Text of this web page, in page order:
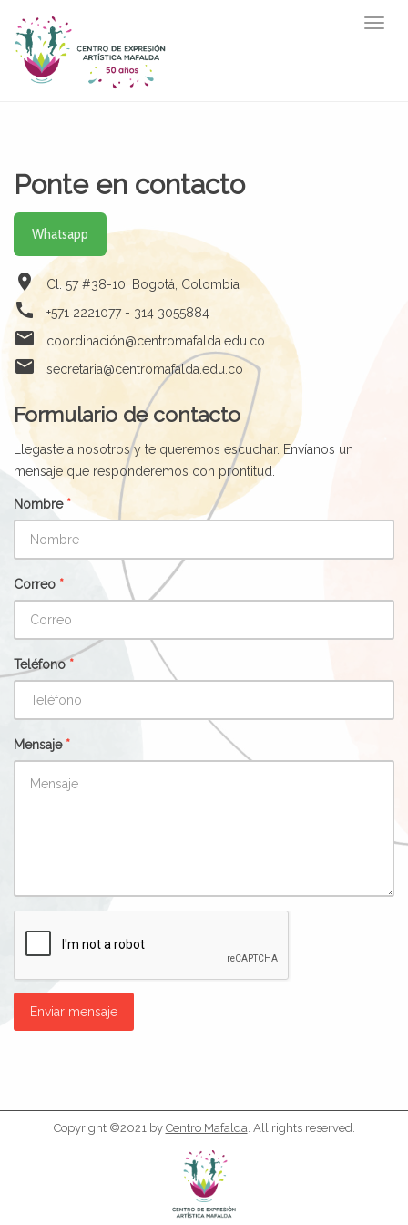
Ponte en contacto
Whatsapp
location_on Cl. 57 #38-10, Bogotá, Colombia
call +571 2221077 - 314 3055884
email coordinación@centromafalda.edu.co
email secretaria@centromafalda.edu.co
Formulario de contacto
Llegaste a nosotros y te queremos escuchar. Envíanos un
mensaje que responderemos con prontitud.
Nombre*
Correo *
Teléfono*
Mensaje*
Enviar mensaje
Copyright ©2021 by Centro Mafalda. All rights reserved.